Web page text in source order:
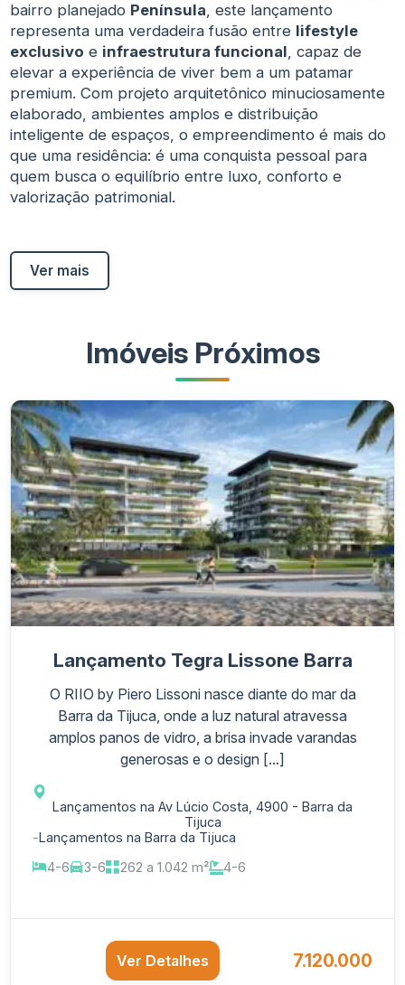
bairro planejado Península, este lançamento
representa uma verdadeira fusão entre lifestyle
exclusivo e infraestrutura funcional, capaz de
elevar a experiência de viver bem a um patamar
premium. Com projeto arquitetônico minuciosamente
elaborado, ambientes amplos e distribuição
inteligente de espaços, o empreendimento é mais do
que uma residência: é uma conquista pessoal para
quem busca o equilíbrio entre luxo, conforto e
valorização patrimonial.
Ver mais
Imóveis Próximos
Lançamento Tegra Lissone Barra
O RIIO by Piero Lissoni nasce diante do mar da
Barra da Tijuca, onde a luz natural atravessa
amplos panos de vidro, a brisa invade varandas
generosas e o design [...]
Lançamentos na Av Lúcio Costa, 4900 - Barra da
Tijuca
-Lançamentos na Barra da Tijuca
4-6
3-6 262 a 1.042 m² 4-6
Ver Detalhes 7.120.000